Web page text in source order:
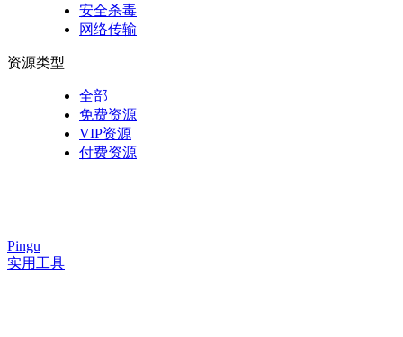
安全杀毒
网络传输
资源类型
全部
免费资源
VIP资源
付费资源
Pingu
实用工具